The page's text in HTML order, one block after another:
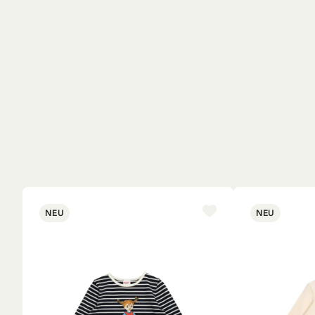
NEU NEU